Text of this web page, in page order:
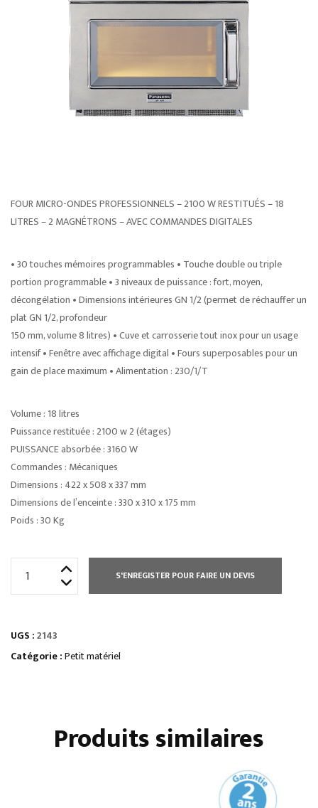
FOUR MICRO-ONDES PROFESSIONNELS – 2100 W RESTITUÉS – 18
LITRES – 2 MAGNÉTRONS – AVEC COMMANDES DIGITALES
• 30 touches mémoires programmables • Touche double ou triple
portion programmable • 3 niveaux de puissance : fort, moyen,
décongélation • Dimensions intérieures GN 1/2 (permet de réchauffer un
plat GN 1/2, profondeur
150 mm, volume 8 litres) • Cuve et carrosserie tout inox pour un usage
intensif • Fenêtre avec affichage digital • Fours superposables pour un
gain de place maximum • Alimentation : 230/1/T
Volume : 18 litres
Puissance restituée : 2100 w 2 (étages)
PUISSANCE absorbée : 3160 W
Commandes : Mécaniques
Dimensions : 422 x 508 x 337 mm
Dimensions de l’enceinte : 330 x 310 x 175 mm
Poids : 30 Kg
ONDES
2100
S'ENREGISTER POUR FAIRE UN DEVIS
UGS :2143
Catégorie :Petit matériel
Produits similaires